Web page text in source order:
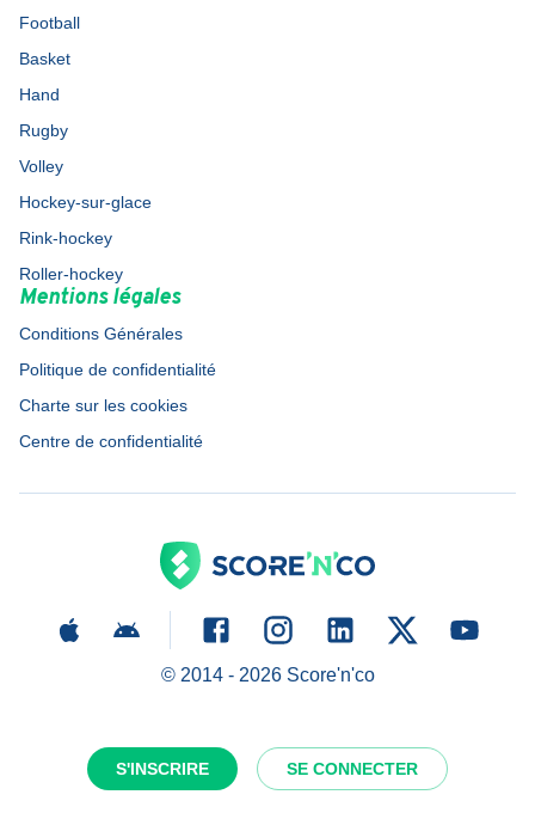
S'INSCRIRE SE CONNECTER
Football
Basket
Hand
Rugby
Volley
Hockey-sur-glace
Rink-hockey
Roller-hockey
Mentions légales
Conditions Générales
Politique de confidentialité
Charte sur les cookies
Centre de confidentialité
© 2014 - 2026Score'n'co